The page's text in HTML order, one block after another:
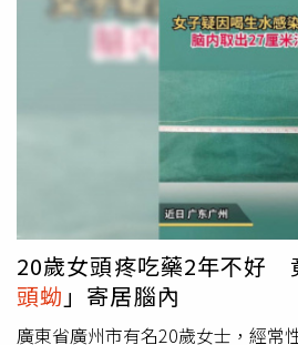
急為他安排一系列檢查，發現其中
常範圍，達到危急值，結合CT提示
側有少量胸水，急診醫生立刻呼叫
會診，「一般來說，當存在過敏性
反應、炎性疾病等情況時，嗜酸性
當時我向患者詢問病史，以及近期
表示，這名患者否認有吃過生食、
前倒是出現過過敏性皮疹，但不嚴
過已經好轉。經過檢查，施冀浩初
細胞增多症；嗜酸細胞性胃腸炎」
已經得到明顯緩解，但嗜酸性粒細
官受到影響，且病因仍未確定，患
後，又接受了全身的檢查評估，檢
20歲女頭疼吃藥2年不好
頭蚴 」寄居腦內
廣東省廣州市有名20歲女士，經常